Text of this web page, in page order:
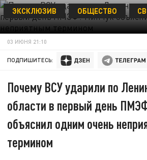
ЭКСКЛЮЗИВ ОБЩЕСТВО
03 ИЮНЯ 21:10
ПОДПИШИТЕСЬ:
Почему ВСУ ударили по
области в первый день
объяснил одним очень
термином